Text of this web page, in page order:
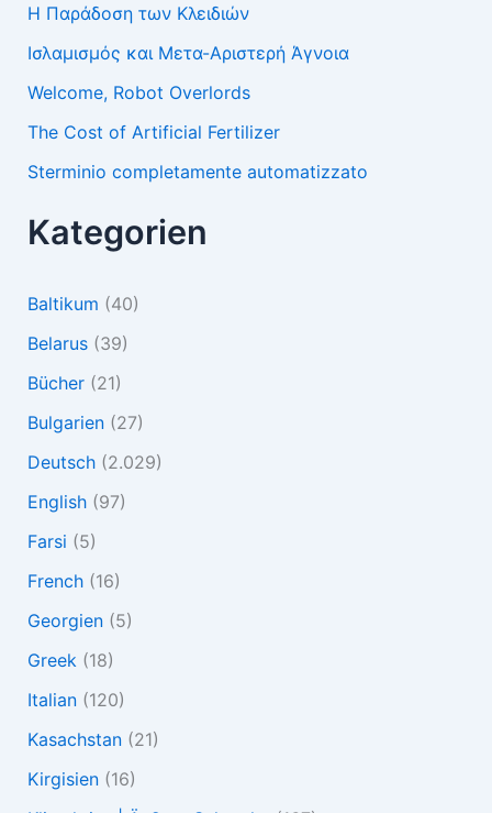
Η Παράδοση των Κλειδιών
Ισλαμισμός και Μετα-Αριστερή Άγνοια
Welcome, Robot Overlords
The Cost of Artificial Fertilizer
Sterminio completamente automatizzato
Kategorien
Baltikum (40)
Belarus(39)
Bücher(21)
Bulgarien(27)
Deutsch(2.029)
English(97)
Farsi (5)
French(16)
Georgien(5)
Greek (18)
Italian(120)
Kasachstan(21)
Kirgisien(16)